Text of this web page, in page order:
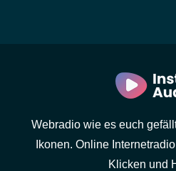
Webradio wie es euch
Ikonen. Online
Klicken und